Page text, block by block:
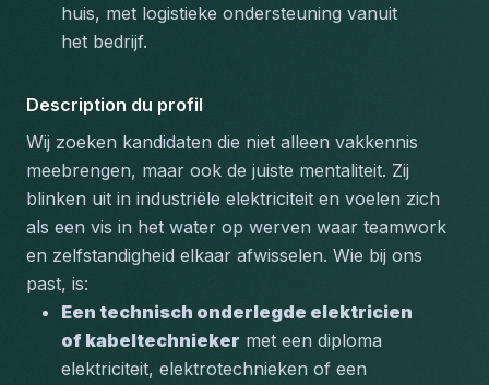
huis, met logistieke ondersteuning vanuit
het bedrijf.
Description du profil
Wij zoeken kandidaten die niet alleen vakkennis
meebrengen, maar ook de juiste mentaliteit. Zij
blinken uit in industriële elektriciteit en voelen zich
als een vis in het water op werven waar teamwork
en zelfstandigheid elkaar afwisselen. Wie bij ons
past, is:
Een technisch onderlegde elektricien
of kabeltechnieker met een diploma
elektriciteit, elektrotechnieken of een